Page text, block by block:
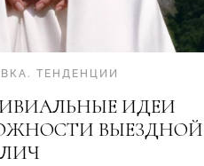
. ТЕНДЕНЦИИ
ИДЕИ
ВЫЕЗДНОЙ